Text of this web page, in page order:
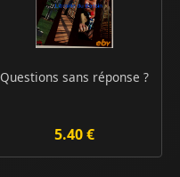
Questions sans réponse ?
5.40 €